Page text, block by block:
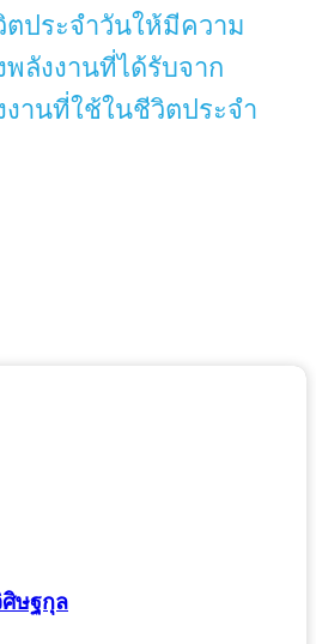
ตประจำวันให้มีความ
ลังงานที่ได้รับจาก
านที่ใช้ในชีวิตประจำ
ษฐกุล